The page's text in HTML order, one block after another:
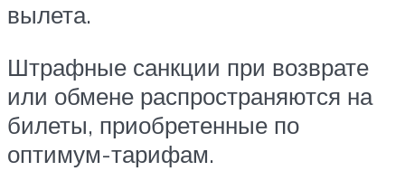
вылета.
Штрафные санкции при возврате
или обмене распространяются на
билеты, приобретенные по
оптимум-тарифам.